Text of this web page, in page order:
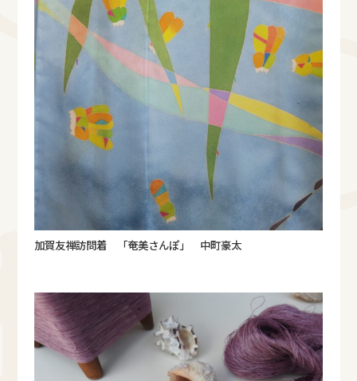
加賀友禅訪問着 「奄美さんぽ」 中町豪太